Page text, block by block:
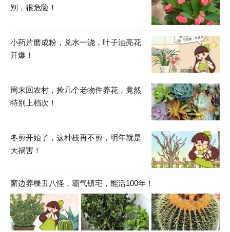
别，很危险！
小药片磨成粉，兑水一浇，叶子油亮花
开爆！
周末回农村，捡几个老物件养花，竟然
特别上档次！
冬剪开始了，这种枝再不剪，明年就是
大祸害！
窗边养棵丑八怪，霸气镇宅，能活100年！